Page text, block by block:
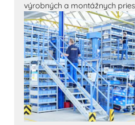
výrobných a montážnych